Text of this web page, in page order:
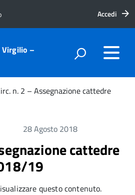
Accedi
Virgilio –
n. 2 – Assegnazione cattedre
28 Agosto 2018
cattedre
19
questo contenuto.